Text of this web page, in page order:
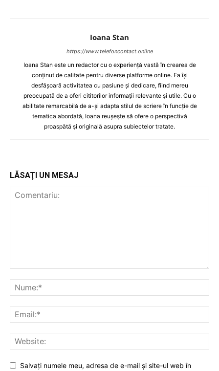
Ioana Stan
https://www.telefoncontact.online
Ioana Stan este un redactor cu o experiență vastă în crearea de
conținut de calitate pentru diverse platforme online. Ea își
desfășoară activitatea cu pasiune și dedicare, fiind mereu
preocupată de a oferi cititorilor informații relevante și utile. Cu o
abilitate remarcabilă de a-și adapta stilul de scriere în funcție de
tematica abordată, Ioana reușește să ofere o perspectivă
proaspătă și originală asupra subiectelor tratate.
LĂSAȚI UN MESAJ
Salvați numele meu, adresa de e-mail și site-ul web în